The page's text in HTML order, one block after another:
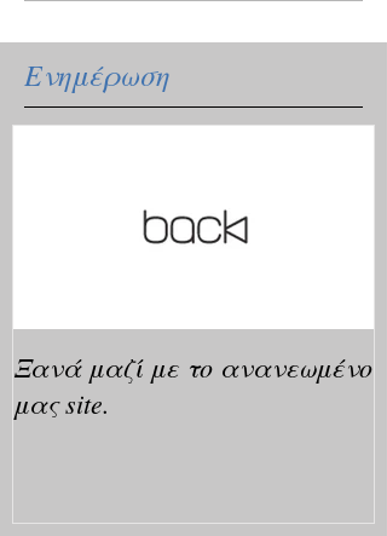
Ενημέρωση
Ξανά μαζί με το ανανεωμένο
μας site.